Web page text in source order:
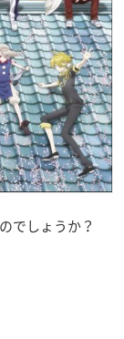
でしょうか？